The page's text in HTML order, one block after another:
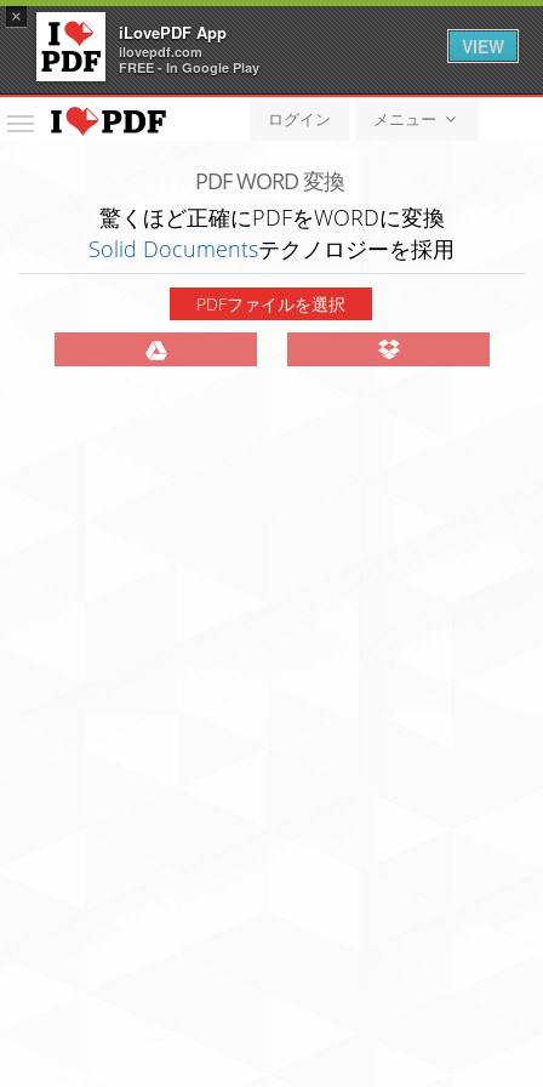
×
iLovePDF App
ilovepdf.com
FREE - In Google Play
VIEW
ログイン メニュー
メ
PDF WORD 変換
驚くほど正確にPDFをWORDに変換
Solid Documentsテクノロジーを採用
PDFファイルを選択